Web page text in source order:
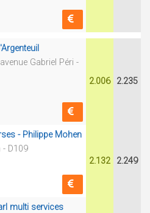
Gabriel Péri -
2.006 2.235
- Philippe Mohen
- D109
2.132 2.249
multi services